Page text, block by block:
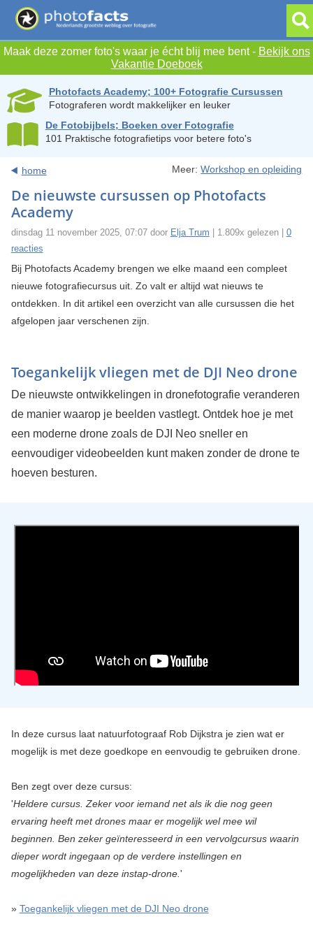
Maak deze zomer foto's waar je écht blij mee bent - Bekijk ons
Vakantie Doeboek
Photofacts Academy; 100+ Fotografie Cursussen
Fotograferen wordt makkelijker en leuker
De Fotobijbels; Boeken over Fotografie
101 Praktische fotografietips voor betere foto's
home Meer:Workshop en opleiding
De nieuwste cursussen op Photofacts
Academy
dinsdag 11 november 2025, 07:07 door Elja Trum | 1.809x gelezen | 0
reacties
Bij Photofacts Academy brengen we elke maand een compleet
nieuwe fotografiecursus uit. Zo valt er altijd wat nieuws te
ontdekken. In dit artikel een overzicht van alle cursussen die het
afgelopen jaar verschenen zijn.
Toegankelijk vliegen met de DJI Neo drone
De nieuwste ontwikkelingen in dronefotografie veranderen
de manier waarop je beelden vastlegt. Ontdek hoe je met
een moderne drone zoals de DJI Neo sneller en
eenvoudiger videobeelden kunt maken zonder de drone te
hoeven besturen.
In deze cursus laat natuurfotograaf Rob Dijkstra je zien wat er
mogelijk is met deze goedkope en eenvoudig te gebruiken drone.
Ben zegt over deze cursus:
'Heldere cursus. Zeker voor iemand net als ik die nog geen
ervaring heeft met drones maar er mogelijk wel mee wil
beginnen. Ben zeker geïnteresseerd in een vervolgcursus waarin
dieper wordt ingegaan op de verdere instellingen en
mogelijkheden van deze instap-drone. '
» Toegankelijk vliegen met de DJI Neo drone